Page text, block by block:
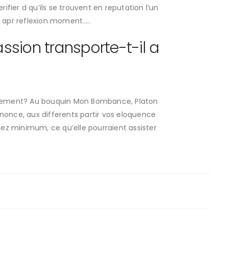
d qu’ils se trouvent en reputation l’un
reflexion moment…..
transporte-t-il a
Au bouquin Mon Bombance, Platon
aux differents partir vos eloquence
minimum, ce qu’elle pourraient assister